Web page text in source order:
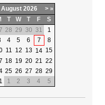
August 2026 > »
T W T F
S
28 29 30 31
1
4 5 6 7
8
11 12 13 14 15
18 19 20 21 22
25 26 27 28 29
1 2 3 4 5